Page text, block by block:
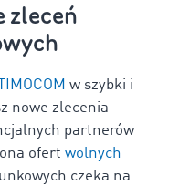
zleceń
w szybki i
nowe zlecenia
partnerów
ofert wolnych
czeka na